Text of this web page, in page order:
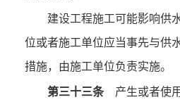
建设工程施工可能影响供
位或者施工单位应当事先与供
措施，由施工单位负责实施。
第三十三条产生或者使用